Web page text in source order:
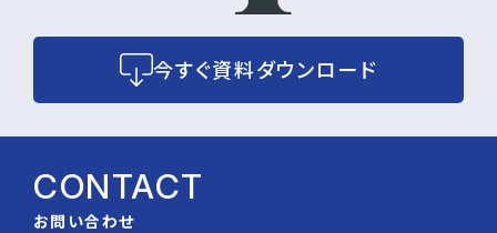
今すぐ資料ダウンロード
CONTACT
お問い合わせ